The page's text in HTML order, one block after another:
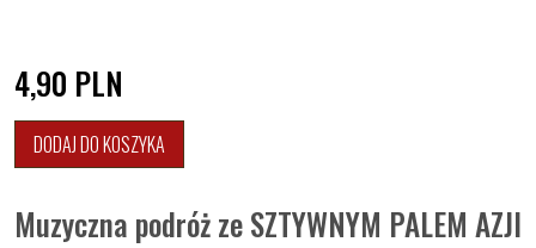
4,90 PLN
DODAJ DO KOSZYKA
Muzyczna podróż ze SZTYWNYM PALEM AZJI